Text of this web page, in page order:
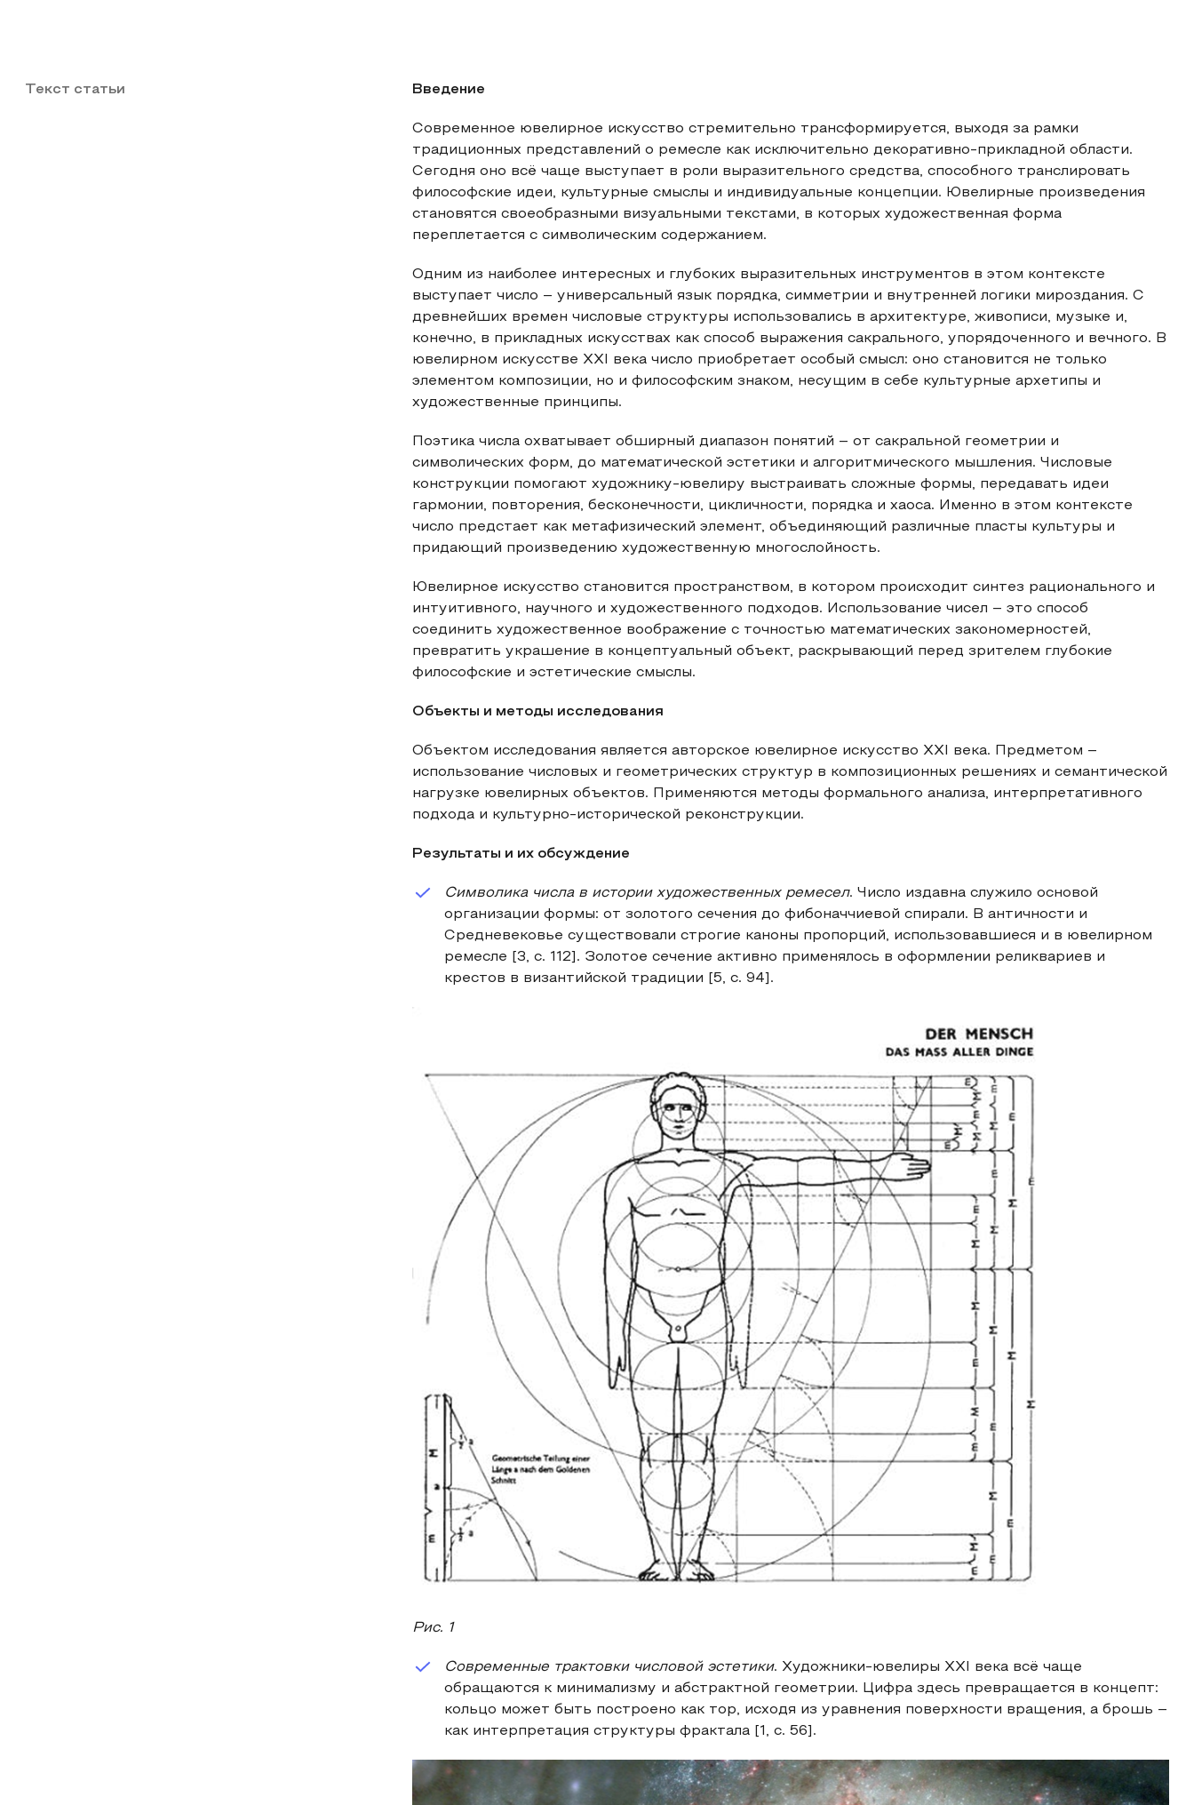
Текст статьи Введение
Современное ювелирное искусство стремительно трансформируется, выходя за рамки
традиционных представлений о ремесле как исключительно декоративно-прикладной области.
Сегодня оно всё чаще выступает в роли выразительного средства, способного транслировать
философские идеи, культурные смыслы и индивидуальные концепции. Ювелирные произведения
становятся своеобразными визуальными текстами, в которых художественная форма
переплетается с символическим содержанием.
Одним из наиболее интересных и глубоких выразительных инструментов в этом контексте
выступает число – универсальный язык порядка, симметрии и внутренней логики мироздания. С
древнейших времен числовые структуры использовались в архитектуре, живописи, музыке и,
конечно, в прикладных искусствах как способ выражения сакрального, упорядоченного и вечного. В
ювелирном искусстве XXI века число приобретает особый смысл: оно становится не только
элементом композиции, но и философским знаком, несущим в себе культурные архетипы и
художественные принципы.
Поэтика числа охватывает обширный диапазон понятий – от сакральной геометрии и
символических форм, до математической эстетики и алгоритмического мышления. Числовые
конструкции помогают художнику-ювелиру выстраивать сложные формы, передавать идеи
гармонии, повторения, бесконечности, цикличности, порядка и хаоса. Именно в этом контексте
число предстает как метафизический элемент, объединяющий различные пласты культуры и
придающий произведению художественную многослойность.
Ювелирное искусство становится пространством, в котором происходит синтез рационального и
интуитивного, научного и художественного подходов. Использование чисел – это способ
соединить художественное воображение с точностью математических закономерностей,
превратить украшение в концептуальный объект, раскрывающий перед зрителем глубокие
философские и эстетические смыслы.
Объекты и методы исследования
Объектом исследования является авторское ювелирное искусство XXI века. Предметом –
использование числовых и геометрических структур в композиционных решениях и семантической
нагрузке ювелирных объектов. Применяются методы формального анализа, интерпретативного
подхода и культурно-исторической реконструкции.
Результаты и их обсуждение
Символика числа в истории художественных ремесел. Число издавна служило основой
организации формы: от золотого сечения до фибоначчиевой спирали. В античности и
Средневековье существовали строгие каноны пропорций, использовавшиеся и в ювелирном
ремесле [3, c. 112]. Золотое сечение активно применялось в оформлении реликвариев и
крестов в византийской традиции [5, c. 94].
Рис. 1
Современные трактовки числовой эстетики. Художники-ювелиры XXI века всё чаще
обращаются к минимализму и абстрактной геометрии. Цифра здесь превращается в концепт:
кольцо может быть построено как тор, исходя из уравнения поверхности вращения, а брошь –
как интерпретация структуры фрактала [1, c. 56].